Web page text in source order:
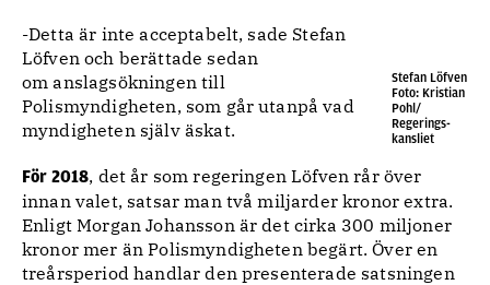
Stefan Löfven
Foto: Kristian
Pohl/
Regerings-
kansliet
-Detta är inte acceptabelt, sade Stefan
Löfven och berättade sedan
om anslagsökningen till
Polismyndigheten, som går utanpå vad
myndigheten själv äskat.
För 2018, det år som regeringen Löfven rår över
innan valet, satsar man två miljarder kronor extra.
Enligt Morgan Johansson är det cirka 300 miljoner
kronor mer än Polismyndigheten begärt. Över en
treårsperiod handlar den presenterade satsningen